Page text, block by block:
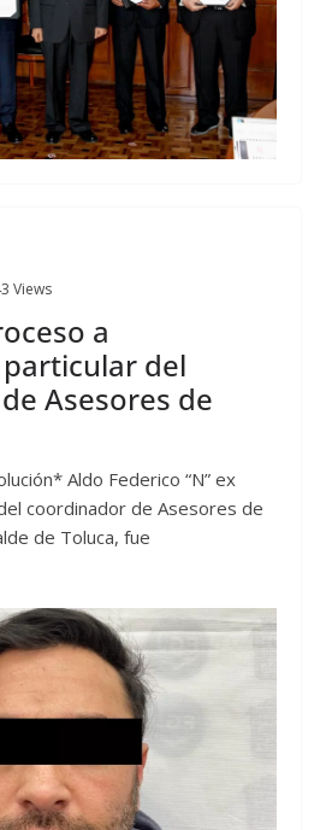
Views
a
del
Asesores de
Aldo Federico “N” ex
coordinador de Asesores de
de Toluca, fue